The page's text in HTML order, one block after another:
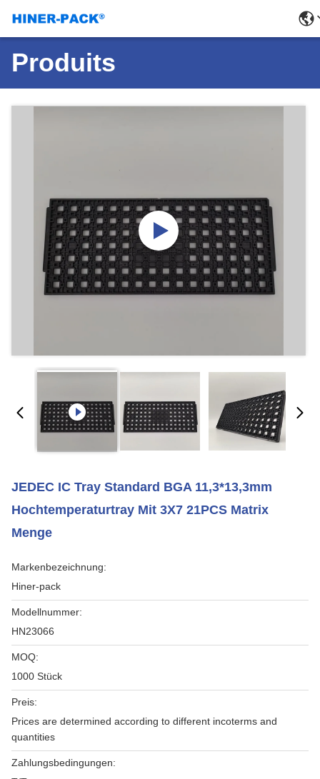
Produits
JEDEC IC Tray Standard BGA 11,3*13,3mm
Hochtemperaturtray Mit 3X7 21PCS Matrix
Menge
Markenbezeichnung:
Hiner-pack
Modellnummer:
HN23066
MOQ:
1000 Stück
Preis:
Prices are determined according to different incoterms and
quantities
Zahlungsbedingungen: